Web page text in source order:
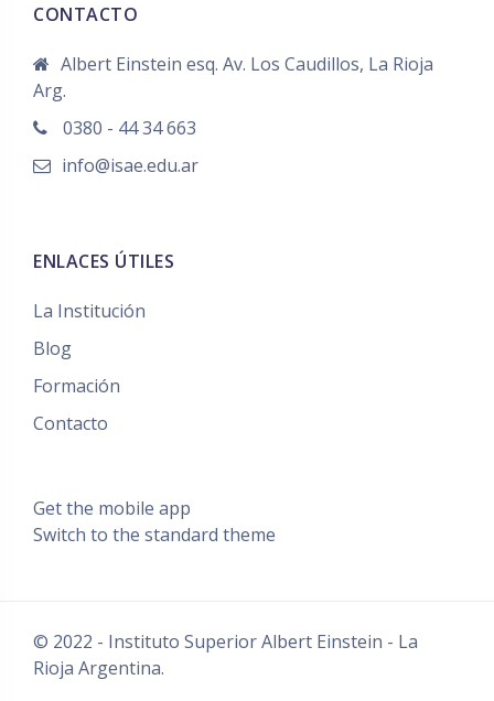
CONTACTO
Albert Einstein esq. Av. Los Caudillos, La Rioja
Arg.
0380 - 44 34 663
info@isae.edu.ar
ENLACES ÚTILES
La Institución
Blog
Formación
Contacto
Get the mobile app
Switch to the standard theme
© 2022 - Instituto Superior Albert Einstein - La
Rioja Argentina.